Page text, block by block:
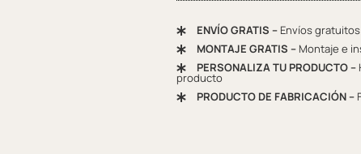
ENVÍO GRATIS – Envíos
MONTAJE GRATIS – Montaje e
PERSONALIZA TU PRODUCTO –
producto
PRODUCTO DE FABRICACIÓN –